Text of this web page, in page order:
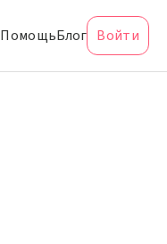
ПомощьБлог Войти